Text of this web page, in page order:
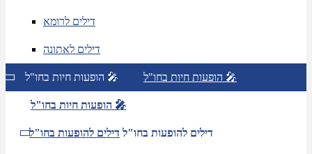
דילים לרומא
דילים לאתונה
הופעות חיות בחו"ל 🎤 הופעות חיות בחו"ל 🎤
הופעות חיות בחו"ל 🎤
דילים להופעות בחו"ל דילים להופעות בחו"ל